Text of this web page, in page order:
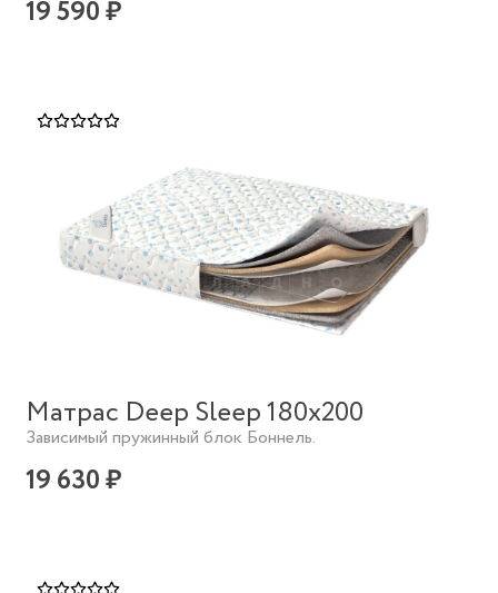
19 590 ₽
Матрас Deep Sleep 180х200
Зависимый пружинный блок Боннель.
19 630 ₽